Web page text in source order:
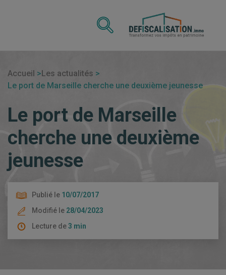
Accueil
Les actualités
Le port de Marseille cherche une deuxième jeunesse
Le port de Marseille
cherche une deuxième
jeunesse
Publié le 10/07/2017
Modifié le 28/04/2023
Lecture de3 min